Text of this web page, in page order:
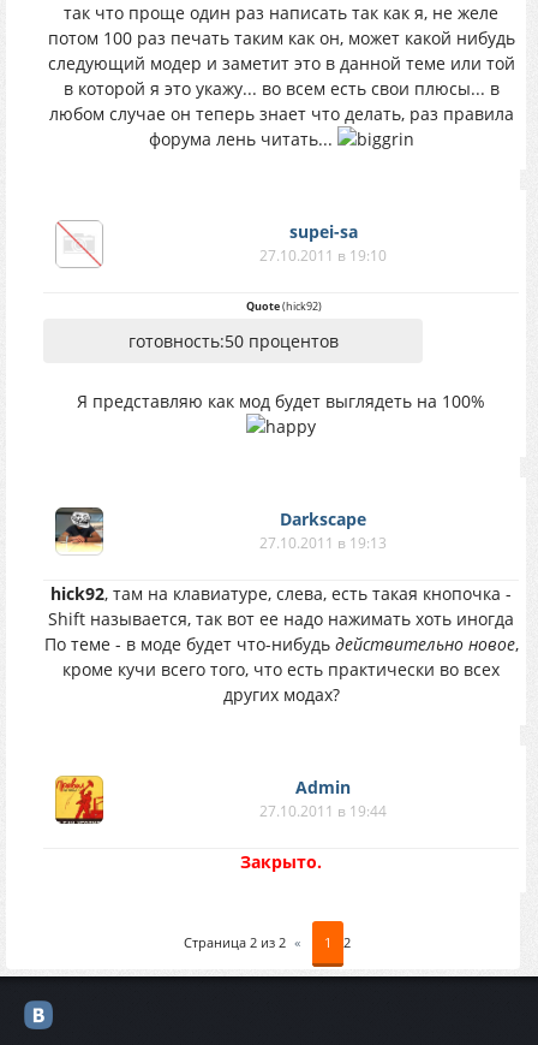
так что проще один раз написать так как я, не желе
потом 100 раз печать таким как он, может какой нибудь
следующий модер и заметит это в данной теме или той
в которой я это укажу... во всем есть свои плюсы... в
любом случае он теперь знает что делать, раз правила
форума лень читать...
supei-sa
27.10.2011 в 19:10
Quote(hick92)
готовность:50 процентов
Я представляю как мод будет выглядеть на 100%
Darkscape
27.10.2011 в 19:13
hick92, там на клавиатуре, слева, есть такая кнопочка -
Shift называется, так вот ее надо нажимать хоть иногда
По теме - в моде будет что-нибудь действительно новое,
кроме кучи всего того, что есть практически во всех
других модах?
Аdmin
27.10.2011 в 19:44
Закрыто.
Страница 2 из 2 « 1 2